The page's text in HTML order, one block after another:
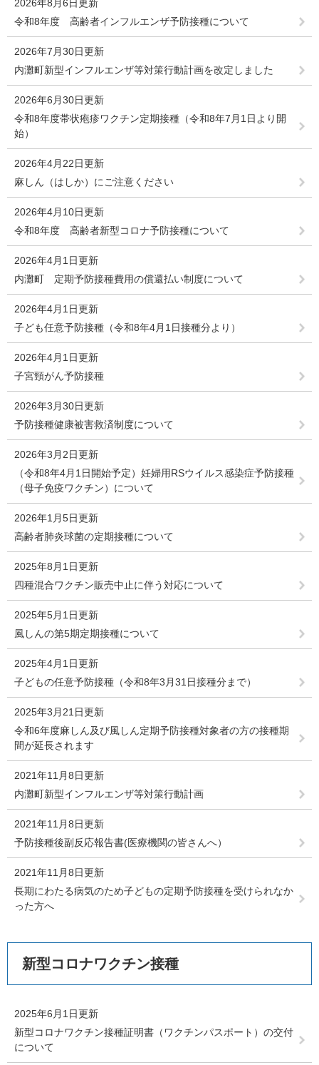
2026年8月6日更新
令和8年度 高齢者インフルエンザ予防接種について
2026年7月30日更新
内灘町新型インフルエンザ等対策行動計画を改定しました
2026年6月30日更新
令和8年度帯状疱疹ワクチン定期接種（令和8年7月1日より開
始）
2026年4月22日更新
麻しん（はしか）にご注意ください
2026年4月10日更新
令和8年度 高齢者新型コロナ予防接種について
2026年4月1日更新
内灘町 定期予防接種費用の償還払い制度について
2026年4月1日更新
子ども任意予防接種（令和8年4月1日接種分より）
2026年4月1日更新
子宮頸がん予防接種
2026年3月30日更新
予防接種健康被害救済制度について
2026年3月2日更新
（令和8年4月1日開始予定）妊婦用RSウイルス感染症予防接種
（母子免疫ワクチン）について
2026年1月5日更新
高齢者肺炎球菌の定期接種について
2025年8月1日更新
四種混合ワクチン販売中止に伴う対応について
2025年5月1日更新
風しんの第5期定期接種について
2025年4月1日更新
子どもの任意予防接種（令和8年3月31日接種分まで）
2025年3月21日更新
令和6年度麻しん及び風しん定期予防接種対象者の方の接種期
間が延長されます
2021年11月8日更新
内灘町新型インフルエンザ等対策行動計画
2021年11月8日更新
予防接種後副反応報告書(医療機関の皆さんへ）
2021年11月8日更新
長期にわたる病気のため子どもの定期予防接種を受けられなか
った方へ
新型コロナワクチン接種
2025年6月1日更新
新型コロナワクチン接種証明書（ワクチンパスポート）の交付
について